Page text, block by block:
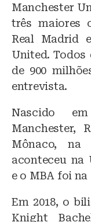
Manchester
três maiores
Real Madrid
United. Todos
de 900
entrevista.
Nascido
Manchester,
Mônaco, na
aconteceu na
e o MBA foi
Em 2018, o
Knight